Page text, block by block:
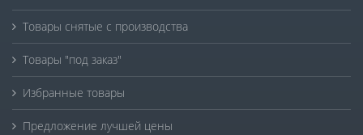
Товары снятые с производства
Товары "под заказ"
Избранные товары
Предложение лучшей цены